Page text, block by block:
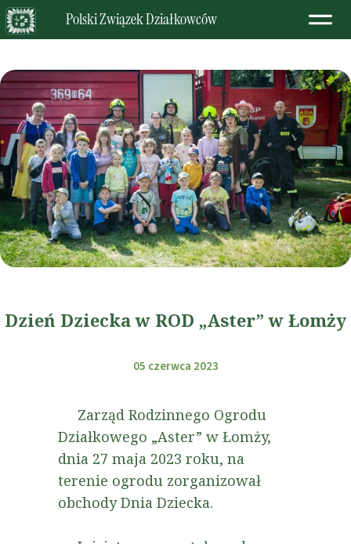
Polski Związek Działkowców
05 czerwca 2023
Dzień Dziecka w ROD „Aster” w Łomży
Zarząd Rodzinnego Ogrodu
Działkowego „Aster” w Łomży,
dnia 27 maja 2023 roku, na
terenie ogrodu zorganizował
obchody Dnia Dziecka.